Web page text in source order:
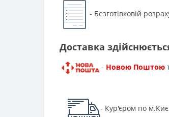
- Безготівковій
Доставка
- Новою Поштою
- Кур'єром по